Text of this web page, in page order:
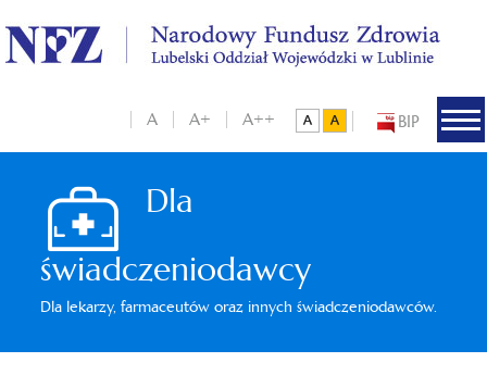
BIP
A A+ A++
Dla
świadczeniodawcy
Dla lekarzy, farmaceutów oraz innych świadczeniodawców.